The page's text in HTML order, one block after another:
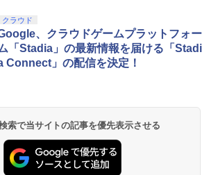
【店内全品P10倍 8/4〜要エントリー】
【中古】[Switch2] Star Fox(スターフォ
ックス) 任天堂(20260625)
スーパーボンバーマン コレクション Nin
tendo Switch 2 Edition
スプラトゥーン レイダース|オンライン
コード版
￥5,832
スプラトゥーン レイダース -Switch2
PlayStation 5 デジタル・エディション
日本語専用 Console Language: Japan
ese only (CFI-2200B01)
￥55,000
Beast of Reincarnation -PS5 【特典】
プロダクトコード 封入
￥7,286
Xbox プリペイドカード 10,000円 デジ
タルコード 【旧 Xbox ギフトカード】
[オンラインコード]
￥10,000
Xbox プリペイドカード 3,000円 デジタ
ルコード 【旧 Xbox ギフトカード】 [オ
ンラインコード]
￥3,000
劇場版「鬼滅の刃」無限城編 第一章 猗
窩座再来 通常版 [Blu-ray]
￥3,964
劇場版「鬼滅の刃」無限城編 第一章 猗
窩座再来 通常版 [DVD]
￥3,523
クラウド
、クラウドゲームプラットフォー
「Stadia」の最新情報を届ける「Stadi
Connect」の配信を決定！
索で当サイトの記事を優先表示させる